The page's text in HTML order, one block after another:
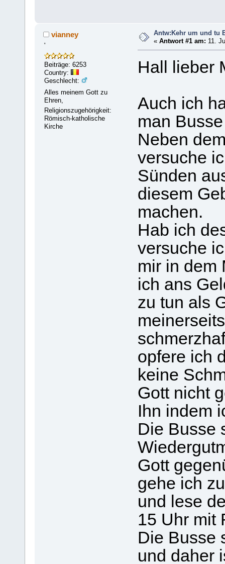
vianney
'
Beiträge: 6253
Country:
Geschlecht:
Alles meinem Gott zu
Ehren,
Religionszugehörigkeit:
Römisch-katholische
Kirche
Antw:Kehr um und tu
«Antwort #1 am: 11.
Hall lieber
Auch ich
man
Neben
versuche
Sünden
diesem
machen.
Hab ich
versuche
mir in dem
ich ans
zu tun als
opfere ich
keine
Gott nicht
Ihn indem
Die Busse
Gott
gehe ich
und lese
15 Uhr mit
Die Busse
und daher